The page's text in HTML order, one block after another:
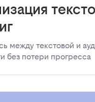
между текстовой и
без потери прогресса